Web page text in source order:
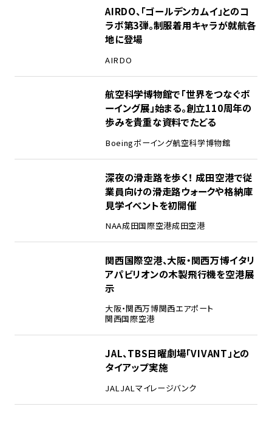
AIRDO、「ゴールデンカムイ」とのコ
ラボ第3弾。制服着用キャラが就航各
地に登場
AIRDO
航空科学博物館で「世界をつなぐボ
ーイング展」始まる。創立110周年の
歩みを貴重な資料でたどる
Boeingボーイング航空科学博物館
深夜の滑走路を歩く！ 成田空港で従
業員向けの滑走路ウォークや格納庫
見学イベントを初開催
NAA成田国際空港成田空港
関西国際空港、大阪・関西万博イタリ
アパビリオンの木製飛行機を空港展
示
大阪・関西万博関西エアポート
関西国際空港
JAL、TBS日曜劇場「VIVANT」との
タイアップ実施
JAL JALマイレージバンク